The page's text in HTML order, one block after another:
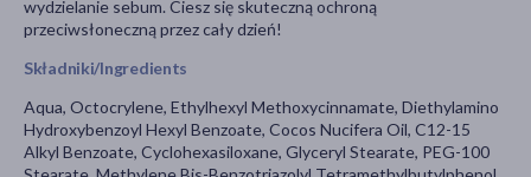
wydzielanie sebum. Ciesz się skuteczną ochroną
przeciwsłoneczną przez cały dzień!
Składniki/Ingredients
Aqua, Octocrylene, Ethylhexyl Methoxycinnamate, Diethylamino
Hydroxybenzoyl Hexyl Benzoate, Cocos Nucifera Oil, C12-15
Alkyl Benzoate, Cyclohexasiloxane, Glyceryl Stearate, PEG-100